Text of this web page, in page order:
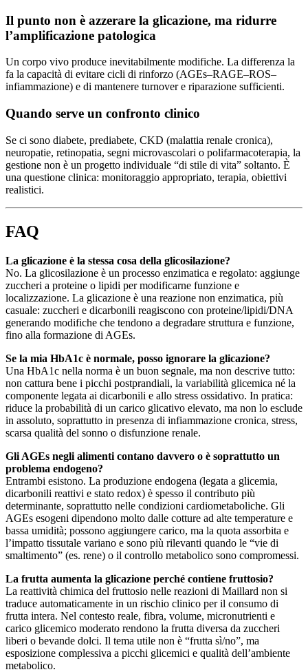
Il punto non è azzerare la glicazione, ma ridurre
l’amplificazione patologica
Un corpo vivo produce inevitabilmente modifiche. La differenza la
fa la capacità di evitare cicli di rinforzo (AGEs–RAGE–ROS–
infiammazione) e di mantenere turnover e riparazione sufficienti.
Quando serve un confronto clinico
Se ci sono diabete, prediabete, CKD (malattia renale cronica),
neuropatie, retinopatia, segni microvascolari o polifarmacoterapia, la
gestione non è un progetto individuale “di stile di vita” soltanto. È
una questione clinica: monitoraggio appropriato, terapia, obiettivi
realistici.
FAQ
La glicazione è la stessa cosa della glicosilazione?
No. La glicosilazione è un processo enzimatica e regolato: aggiunge
zuccheri a proteine o lipidi per modificarne funzione e
localizzazione. La glicazione è una reazione non enzimatica, più
casuale: zuccheri e dicarbonili reagiscono con proteine/lipidi/DNA
generando modifiche che tendono a degradare struttura e funzione,
fino alla formazione di AGEs.
Se la mia HbA1c è normale, posso ignorare la glicazione?
Una HbA1c nella norma è un buon segnale, ma non descrive tutto:
non cattura bene i picchi postprandiali, la variabilità glicemica né la
componente legata ai dicarbonili e allo stress ossidativo. In pratica:
riduce la probabilità di un carico glicativo elevato, ma non lo esclude
in assoluto, soprattutto in presenza di infiammazione cronica, stress,
scarsa qualità del sonno o disfunzione renale.
Gli AGEs negli alimenti contano davvero o è soprattutto un
problema endogeno?
Entrambi esistono. La produzione endogena (legata a glicemia,
dicarbonili reattivi e stato redox) è spesso il contributo più
determinante, soprattutto nelle condizioni cardiometaboliche. Gli
AGEs esogeni dipendono molto dalle cotture ad alte temperature e
bassa umidità; possono aggiungere carico, ma la quota assorbita e
l’impatto tissutale variano e sono più rilevanti quando le “vie di
smaltimento” (es. rene) o il controllo metabolico sono compromessi.
La frutta aumenta la glicazione perché contiene fruttosio?
La reattività chimica del fruttosio nelle reazioni di Maillard non si
traduce automaticamente in un rischio clinico per il consumo di
frutta intera. Nel contesto reale, fibra, volume, micronutrienti e
carico glicemico moderato rendono la frutta diversa da zuccheri
liberi o bevande dolci. Il tema utile non è “frutta sì/no”, ma
esposizione complessiva a picchi glicemici e qualità dell’ambiente
metabolico.